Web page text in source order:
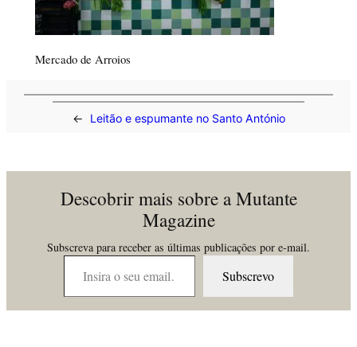
Mercado de Arroios
← Leitão e espumante no Santo António
Descobrir mais sobre a Mutante
Magazine
Subscreva para receber as últimas publicações por e-mail.
Insira o seu email…
Subscrevo